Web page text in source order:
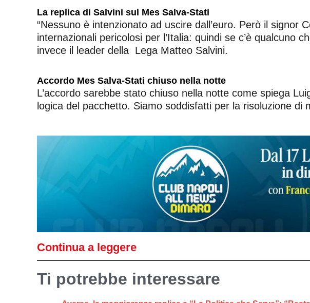
La replica di Salvini sul Mes Salva-Stati
“Nessuno è intenzionato ad uscire dall’euro. Però il
internazionali pericolosi per l’Italia: quindi se c’è qualcuno
invece il leader della Lega Matteo Salvini.
Accordo Mes Salva-Stati chiuso nella notte
L’accordo sarebbe stato chiuso nella notte come spiega
logica del pacchetto. Siamo soddisfatti per la risoluzione
Continua a leggere
Ti potrebbe interessare